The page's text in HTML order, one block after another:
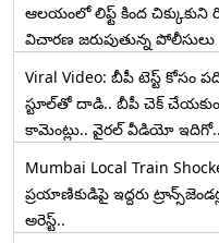
ఆలయంలో లిఫ్ట్ కింద
విచారణ జరుపుతున్న పోలీసులు
Viral Video: బీపీ టెస్ట్‌ కోసం
స్టూల్‌తో దాడి.. బీపీ చెక్
కామెంట్లు.. వైరల్ వీడియో ఇదిగో..
Mumbai Local Train
ప్రయాణికుడిపై ఇద్దరు
అరెస్ట్..